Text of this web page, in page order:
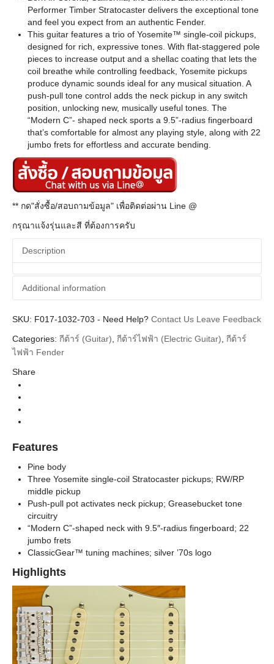
Performer Timber Stratocaster delivers the exceptional tone
and feel you expect from an authentic Fender.
This guitar features a trio of Yosemite™ single-coil pickups,
designed for rich, expressive tones. With flat-staggered pole
pieces to increase output and a shellac coating that lets the
coil breathe while controlling feedback, Yosemite pickups
produce dynamic sounds ideal for any musical situation. A
push-pull tone control adds the neck pickup in any switch
position, unlocking new, musically useful tones. The
“Modern C”- shaped neck sports a 9.5”-radius fingerboard
that’s comfortable for almost any playing style, along with 22
jumbo frets for effortless and accurate bending.
** กด"สั่งซื้อ/สอบถามข้อมูล" เพื่อติดต่อผ่าน Line @
กรุณาแจ้งรุ่นและสี ที่ต้องการครับ
Description
Additional information
Additional information
Brands Fender
Colors
SKU: F017-1032-703 - Need Help? Contact Us Leave Feedback
Categories: กีต้าร์ (Guitar) กีต้าร์ไฟฟ้า (Electric Guitar) กีต้าร์
ไฟฟ้า Fender
Share
Features
Pine body
Three Yosemite single-coil Stratocaster pickups; RW/RP
middle pickup
Push-pull pot activates neck pickup; Greasebucket tone
circuitry
“Modern C”-shaped neck with 9.5″-radius fingerboard; 22
jumbo frets
ClassicGear™ tuning machines; silver ’70s logo
Highlights